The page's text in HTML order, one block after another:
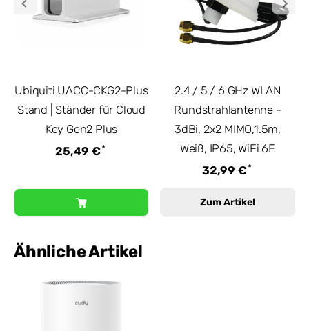
Ubiquiti UACC-CKG2-Plus
Stand | Ständer für Cloud
Key Gen2 Plus
25,49 €*
2.4 / 5 / 6 GHz WLAN
Rundstrahlantenne -
3dBi, 2x2 MIMO,1.5m,
Weiß, IP65, WiFi 6E
32,99 €*
Zum Artikel
Ähnliche Artikel